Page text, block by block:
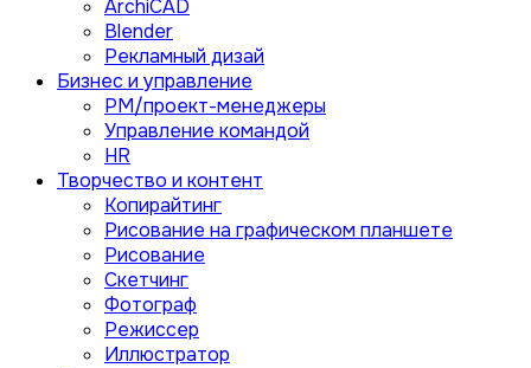
ArchiCAD
Blender
Рекламный дизай
Бизнес и управление
PM/проект-менеджеры
Управление командой
HR
Творчество и контент
Копирайтинг
Рисование на графическом планшете
Рисование
Скетчинг
Фотограф
Режиссер
Иллюстратор